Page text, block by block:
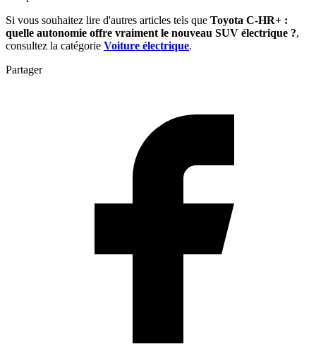
Si vous souhaitez lire d'autres articles tels que Toyota C-HR+ :
quelle autonomie offre vraiment le nouveau SUV électrique ?,
consultez la catégorie Voiture électrique.
Partager